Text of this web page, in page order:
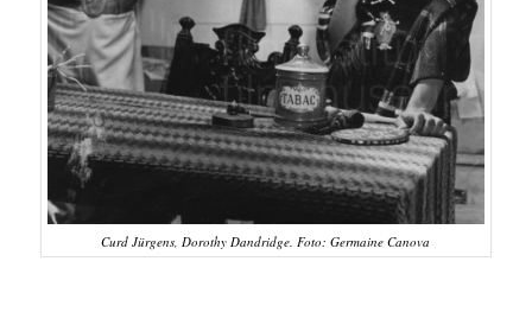
Curd Jürgens, Dorothy Dandridge. Foto: Germaine Canova